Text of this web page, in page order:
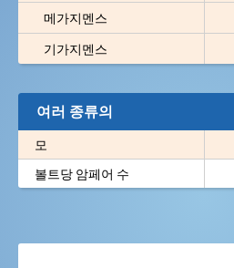
메가지멘스
기가지멘스
여러 종류의
모
볼트당 암페어 수